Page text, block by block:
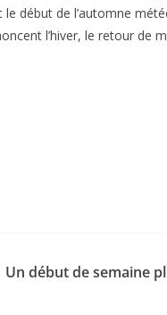
début de l’automne
l’hiver, le retour de
Un début de semaine